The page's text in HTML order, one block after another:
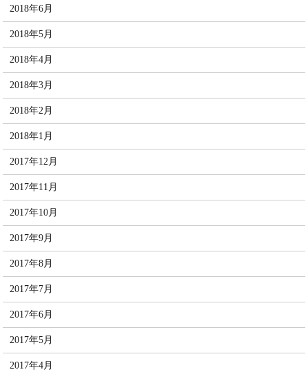
2018年6月
2018年5月
2018年4月
2018年3月
2018年2月
2018年1月
2017年12月
2017年11月
2017年10月
2017年9月
2017年8月
2017年7月
2017年6月
2017年5月
2017年4月